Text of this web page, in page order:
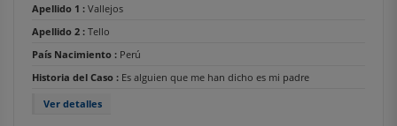
Apellido 1 : Vallejos
Apellido 2 : Tello
País Nacimiento : Perú
Historia del Caso : Es alguien que me han dicho es mi padre
Ver detalles